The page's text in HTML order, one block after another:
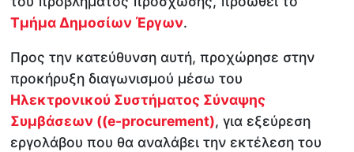
Τμήμα Δημοσίων Έργων.
Προς την κατεύθυνση αυτή, προχώρησε στην
προκήρυξη διαγωνισμού μέσω του
Ηλεκτρονικού Συστήματος Σύναψης
Συμβάσεων ((e-procurement), για εξεύρεση
εργολάβου που θα αναλάβει την εκτέλεση του